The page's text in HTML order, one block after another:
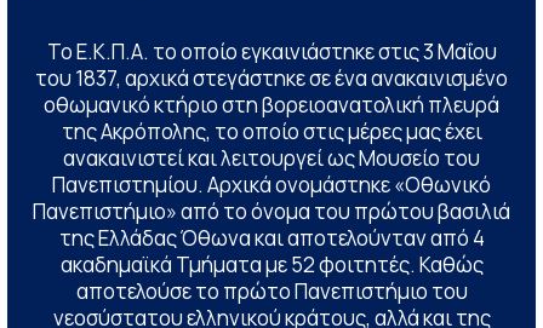
Το Ε.Κ.Π.Α. το οποίο εγκαινιάστηκε στις 3 Μαΐου
του 1837, αρχικά στεγάστηκε σε ένα ανακαινισμένο
οθωμανικό κτήριο στη βορειοανατολική πλευρά
της Ακρόπολης, το οποίο στις μέρες μας έχει
ανακαινιστεί και λειτουργεί ως Μουσείο του
Πανεπιστημίου. Αρχικά ονομάστηκε «Οθωνικό
Πανεπιστήμιο» από το όνομα του πρώτου βασιλιά
της Ελλάδας Όθωνα και αποτελούνταν από 4
ακαδημαϊκά Τμήματα με 52 φοιτητές. Καθώς
αποτελούσε το πρώτο Πανεπιστήμιο του
νεοσύστατου ελληνικού κράτους, αλλά και της